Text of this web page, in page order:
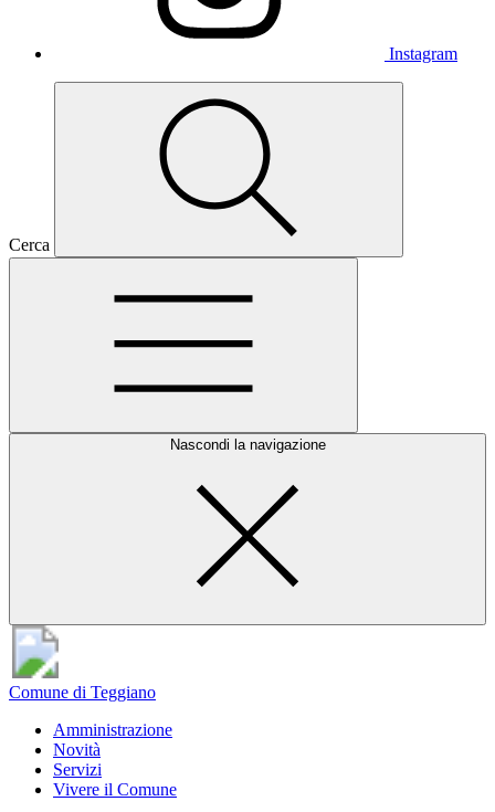
Instagram
Cerca
Nascondi la navigazione
Comune di Teggiano
Amministrazione
Novità
Servizi
Vivere il Comune